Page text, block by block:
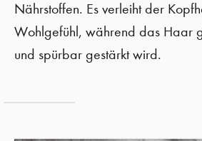
Nährstoffen. Es verleiht der
Wohlgefühl, während das Haar
und spürbar gestärkt wird.